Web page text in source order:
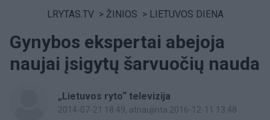
LRYTAS.TV > ŽINIOS > LIETUVOS DIENA
Gynybos ekspertai abejoja
naujai įsigytų šarvuočių nauda
„Lietuvos ryto“ televizija
2014-07-21 18:49, atnaujinta 2016-12-11 13:48